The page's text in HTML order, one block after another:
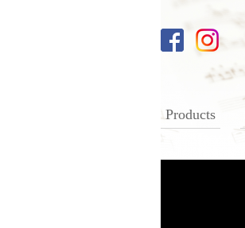
Products